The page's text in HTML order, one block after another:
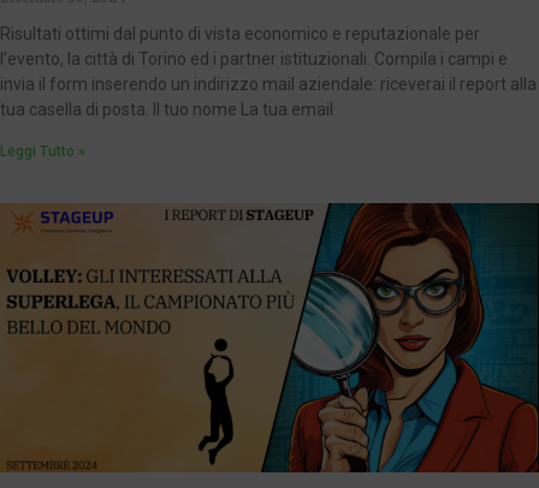
Risultati ottimi dal punto di vista economico e reputazionale per
l’evento, la città di Torino ed i partner istituzionali. Compila i campi e
invia il form inserendo un indirizzo mail aziendale: riceverai il report alla
tua casella di posta. Il tuo nome La tua email
Leggi Tutto »